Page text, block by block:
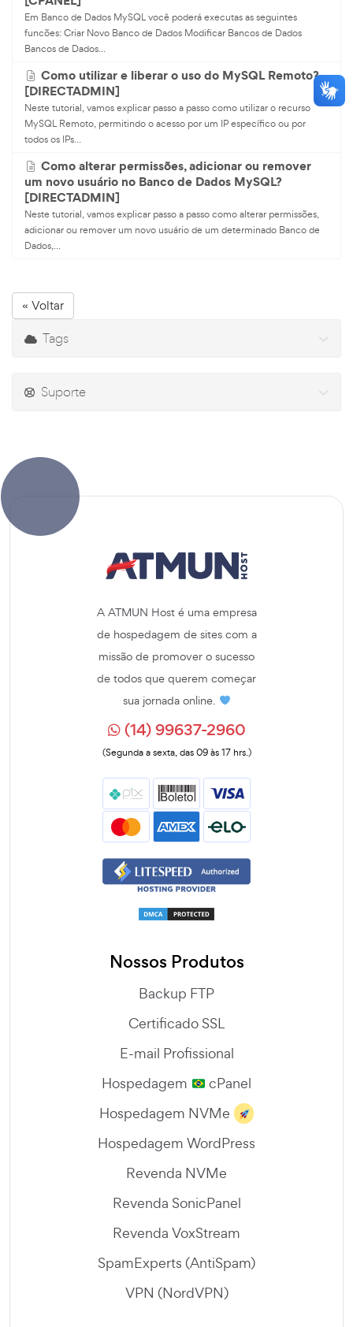
Em Banco de Dados MySQL você poderá executas as seguintes
funcões: Criar Novo Banco de Dados Modificar Bancos de Dados
Bancos de Dados...
Como utilizar e liberar o uso do MySQL Remoto?
[DIRECTADMIN]
Neste tutorial, vamos explicar passo a passo como utilizar o recurso
MySQL Remoto, permitindo o acesso por um IP específico ou por
todos os IPs...
Como alterar permissões, adicionar ou remover
um novo usuário no Banco de Dados MySQL?
[DIRECTADMIN]
Neste tutorial, vamos explicar passo a passo como alterar permissões,
adicionar ou remover um novo usuário de um determinado Banco de
Dados,...
« Voltar
Tags
Suporte
A ATMUN Host é uma empresa
de hospedagem de sites com a
missão de promover o sucesso
de todos que querem começar
sua jornada online.
(14) 99637-2960
(Segunda a sexta, das 09 às 17 hrs.)
Nossos Produtos
Backup FTP
Certificado SSL
E-mail Profissional
Hospedagem
cPanel
Hospedagem NVMe
Hospedagem WordPress
Revenda NVMe
Revenda SonicPanel
Revenda VoxStream
SpamExperts (AntiSpam)
VPN (NordVPN)